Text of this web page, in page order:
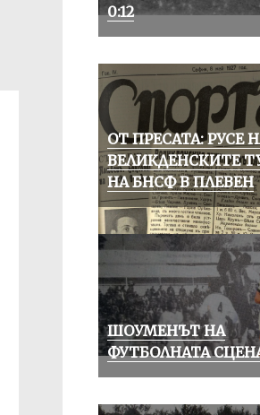
0:12
ОТ ПРЕСАТА: РУСЕ
ВЕЛИКДЕНСКИТЕ
НА БНСФ В ПЛЕВЕН
ШОУМЕНЪТ НА
ФУТБОЛНАТА